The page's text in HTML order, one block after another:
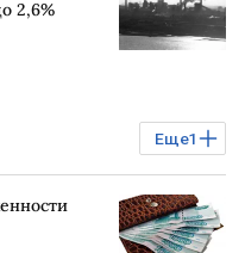
2,6%
Еще1